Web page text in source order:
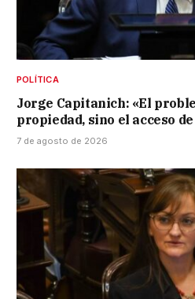
POLÍTICA
Jorge Capitanich: «El
propiedad, sino el acceso
7 de agosto de 2026